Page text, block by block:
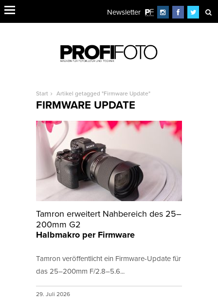
Newsletter
Start Artikel getagged "Firmware Update"
FIRMWARE UPDATE
Tamron erweitert Nahbereich des 25–
200mm G2
Halbmakro per Firmware
Tamron veröffentlicht ein Firmware-Update für
das 25–200mm F/2.8–5.6...
29. Juli 2026